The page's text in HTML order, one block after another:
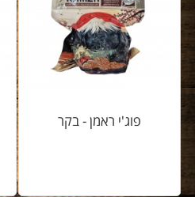
פוג'י ראמן - בקר